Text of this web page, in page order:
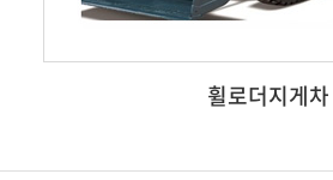
휠로더지게차